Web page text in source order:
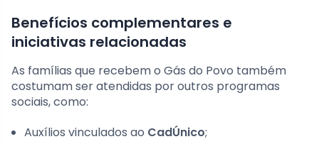
Benefícios complementares e
iniciativas relacionadas
As famílias que recebem o Gás do Povo também
costumam ser atendidas por outros programas
sociais, como:
Auxílios vinculados ao CadÚnico;